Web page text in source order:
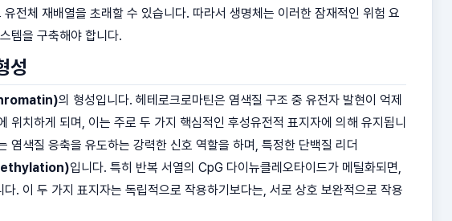
체 재배열을 초래할 수 있습니다. 따라서 생명체는 이러한 잠재적인 위험 요
템을 구축해야 합니다.
성
의 형성입니다. 헤테로크로마틴은 염색질 구조 중 유전자 발현이 억제
치하게 되며, 이는 주로 두 가지 핵심적인 후성유전적 표지자에 의해 유지됩니
염색질 응축을 유도하는 강력한 신호 역할을 하며, 특정한 단백질 리더
입니다. 특히 반복 서열의 CpG 다이뉴클레오타이드가 메틸화되면,
. 이 두 가지 표지자는 독립적으로 작용하기보다는, 서로 상호 보완적으로 작용